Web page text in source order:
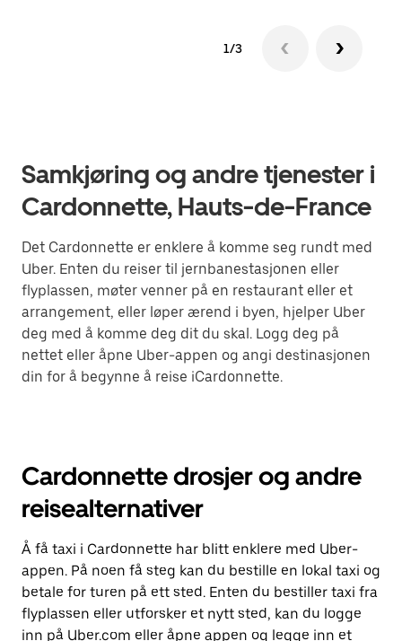
1/3
Samkjøring og andre tjenester i
Cardonnette, Hauts-de-France
Det Cardonnette er enklere å komme seg rundt med
Uber. Enten du reiser til jernbanestasjonen eller
flyplassen, møter venner på en restaurant eller et
arrangement, eller løper ærend i byen, hjelper Uber
deg med å komme deg dit du skal. Logg deg på
nettet eller åpne Uber-appen og angi destinasjonen
din for å begynne å reise iCardonnette.
Cardonnette drosjer og andre
reisealternativer
Å få taxi i Cardonnette har blitt enklere med Uber-
appen. På noen få steg kan du bestille en lokal taxi og
betale for turen på ett sted. Enten du bestiller taxi fra
flyplassen eller utforsker et nytt sted, kan du logge
inn på Uber.com eller åpne appen og legge inn et